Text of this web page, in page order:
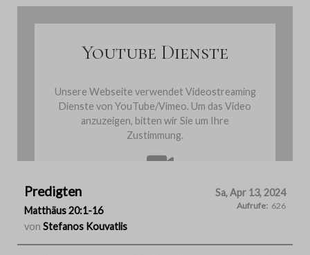
Youtube Dienste
Unsere Webseite verwendet Videostreaming
Dienste von YouTube/Vimeo. Um das Video
anzuzeigen, bitten wir Sie um Ihre
Zustimmung.
Cookies einmalig akzeptierenSa, Apr 13, 2024
Aufrufe: 626
Predigten
Matthäus 20:1-16
von Stefanos Kouvatlis